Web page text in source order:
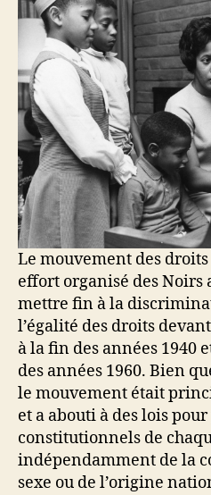
Le mouvement des
effort organisé des
mettre fin à la
l’égalité des droits
à la fin des années 1940
des années 1960. Bien
le mouvement était
et a abouti à des lois
constitutionnels de
indépendamment de la
sexe ou de l’origine